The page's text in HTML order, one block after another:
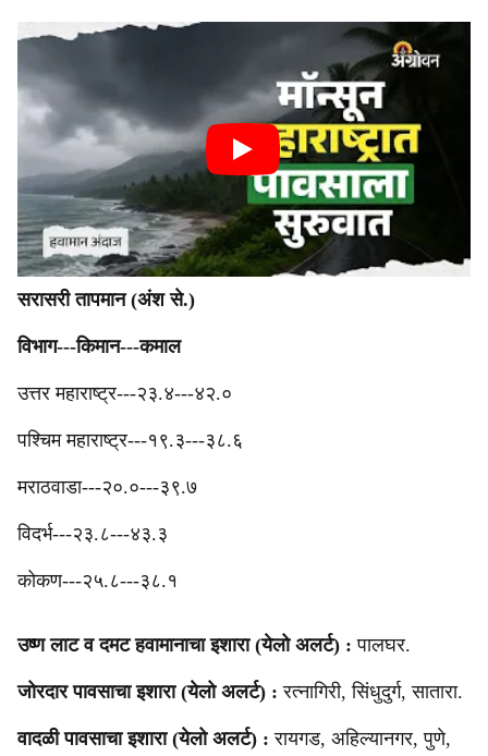
सरासरी तापमान (अंश से.)
‎विभाग---किमान---कमाल
‎उत्तर महाराष्ट्र---२३.४---४२.०
‎पश्‍चिम महाराष्ट्र---१९.३---३८.६
मराठवाडा---२०.०---३९.७
‎विदर्भ---२३.८---४३.३
‎कोकण---२५.८---३८.१
उष्ण लाट व दमट हवामानाचा इशारा (येलो अलर्ट) : पालघर.
जोरदार पावसाचा इशारा (येलो अलर्ट) :रत्नागिरी, सिंधुदुर्ग, सातारा.
वादळी पावसाचा इशारा (येलो अलर्ट) :रायगड, अहिल्यानगर, पुणे,